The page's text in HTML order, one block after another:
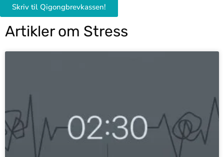
Skriv til Qigongbrevkassen!
Artikler om Stress